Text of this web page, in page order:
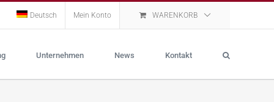
Deutsch Mein Konto WARENKORB
Unternehmen News Kontakt